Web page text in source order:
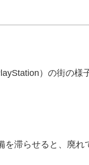
）の街の様
滞らせると、廃れ